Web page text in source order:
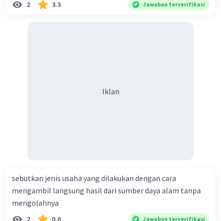
Agresi Militer Belanda I berlangsung hingga Maret 1948,
2 3.3 Jawaban terverifikasi
Iklan
sebutkan jenis usaha yang dilakukan dengan cara
mengambil langsung hasil dari sumber daya alam tanpa
mengolahnya
2 0.0 Jawaban terverifikasi